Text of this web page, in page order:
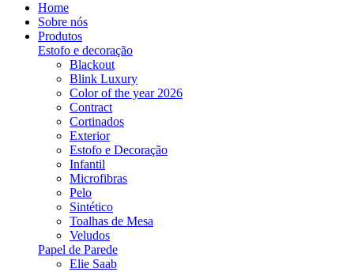
Home
Sobre nós
Produtos
Estofo e decoração
Blackout
Blink Luxury
Color of the year 2026
Contract
Cortinados
Exterior
Estofo e Decoração
Infantil
Microfibras
Pelo
Sintético
Toalhas de Mesa
Veludos
Papel de Parede
Elie Saab